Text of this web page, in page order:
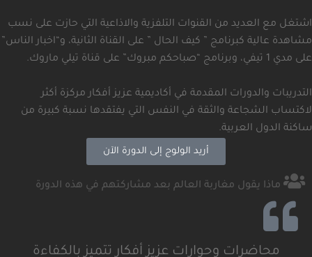
اشتغل مع العديد من القنوات التلفزية والاذاعية التي حازت على نسب
مشاهدة عالية كبرنامج ” كيف الحال ” على القناة الثانية، و“اخبار الناس”
على مدي 1 تيفي، وبرنامج “صباحكم مبروك” على قناة تيلي ماروك.
التدريبات والدورات المقدمة في أكاديمية عزيز أفكار مركزة أكثر
لاكتساب الشجاعة والثقة في النفس التي يفتقدها نسبة كبيرة من
ساكنة الدول العربية.
أريد الولوج إلى الدورة الآن
ماذا يقول مغاربة العالم بعد مشاركتهم في هذه الدورة
محاضرات وحوارات عزيز أفكار تتميز بالكفاءة